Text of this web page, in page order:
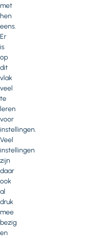
met
hen
eens.
Er
is
op
dit
vlak
veel
te
leren
voor
instellingen.
Veel
instellingen
zijn
daar
ook
al
druk
mee
bezig
en